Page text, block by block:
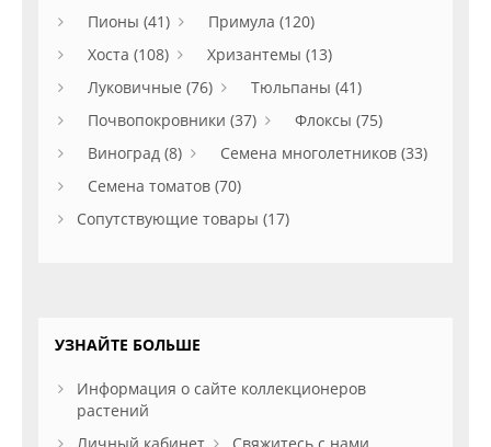
Пионы (41)
Примула (120)
Хоста (108)
Хризантемы (13)
Луковичные (76)
Тюльпаны (41)
Почвопокровники (37)
Флоксы (75)
Виноград (8)
Семена многолетников (33)
Семена томатов (70)
Сопутствующие товары (17)
УЗНАЙТЕ БОЛЬШЕ
Информация о сайте коллекционеров
растений